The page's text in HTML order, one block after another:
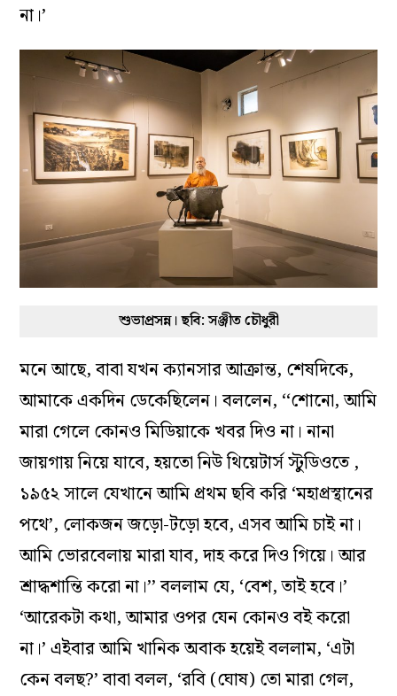
না।’
শুভাপ্রসন্ন। ছবি: সঞ্জীত চৌধুরী
মনে আছে, বাবা যখন ক্যানসার আক্রান্ত, শেষদিকে,
আমাকে একদিন ডেকেছিলেন। বললেন, ‘‘শোনো, আমি
মারা গেলে কোনও মিডিয়াকে খবর দিও না। নানা
জায়গায় নিয়ে যাবে, হয়তো নিউ থিয়েটার্স স্টুডিওতে ,
১৯৫২ সালে যেখানে আমি প্রথম ছবি করি ‘মহাপ্রস্থানের
পথে’, লোকজন জড়ো-টড়ো হবে, এসব আমি চাই না।
আমি ভোরবেলায় মারা যাব, দাহ করে দিও গিয়ে। আর
শ্রাদ্ধশান্তি করো না।’’ বললাম যে, ‘বেশ, তাই হবে।’
‘আরেকটা কথা, আমার ওপর যেন কোনও বই করো
না।’ এইবার আমি খানিক অবাক হয়েই বললাম, ‘এটা
কেন বলছ?’ বাবা বলল, ‘রবি (ঘোষ) তো মারা গেল,